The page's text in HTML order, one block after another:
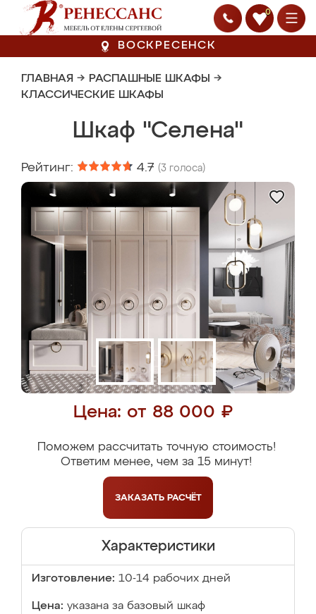
0
ВОСКРЕСЕНСК
ГЛАВНАЯ → РАСПАШНЫЕ ШКАФЫ →
КЛАССИЧЕСКИЕ ШКАФЫ
Шкаф "Селена"
Рейтинг: 4.7 (3 голоса)
Цена: от 88 000 ₽
Поможем рассчитать точную стоимость!
Ответим менее, чем за 15 минут!
ЗАКАЗАТЬ РАСЧЁТ
Характеристики
Изготовление: 10-14 рабочих дней
Цена: указана за базовый шкаф